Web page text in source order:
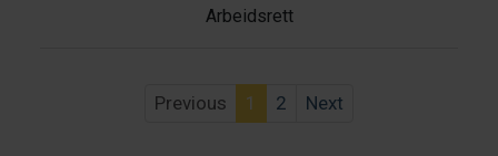
Arbeidsrett
Previous 1 2 Next